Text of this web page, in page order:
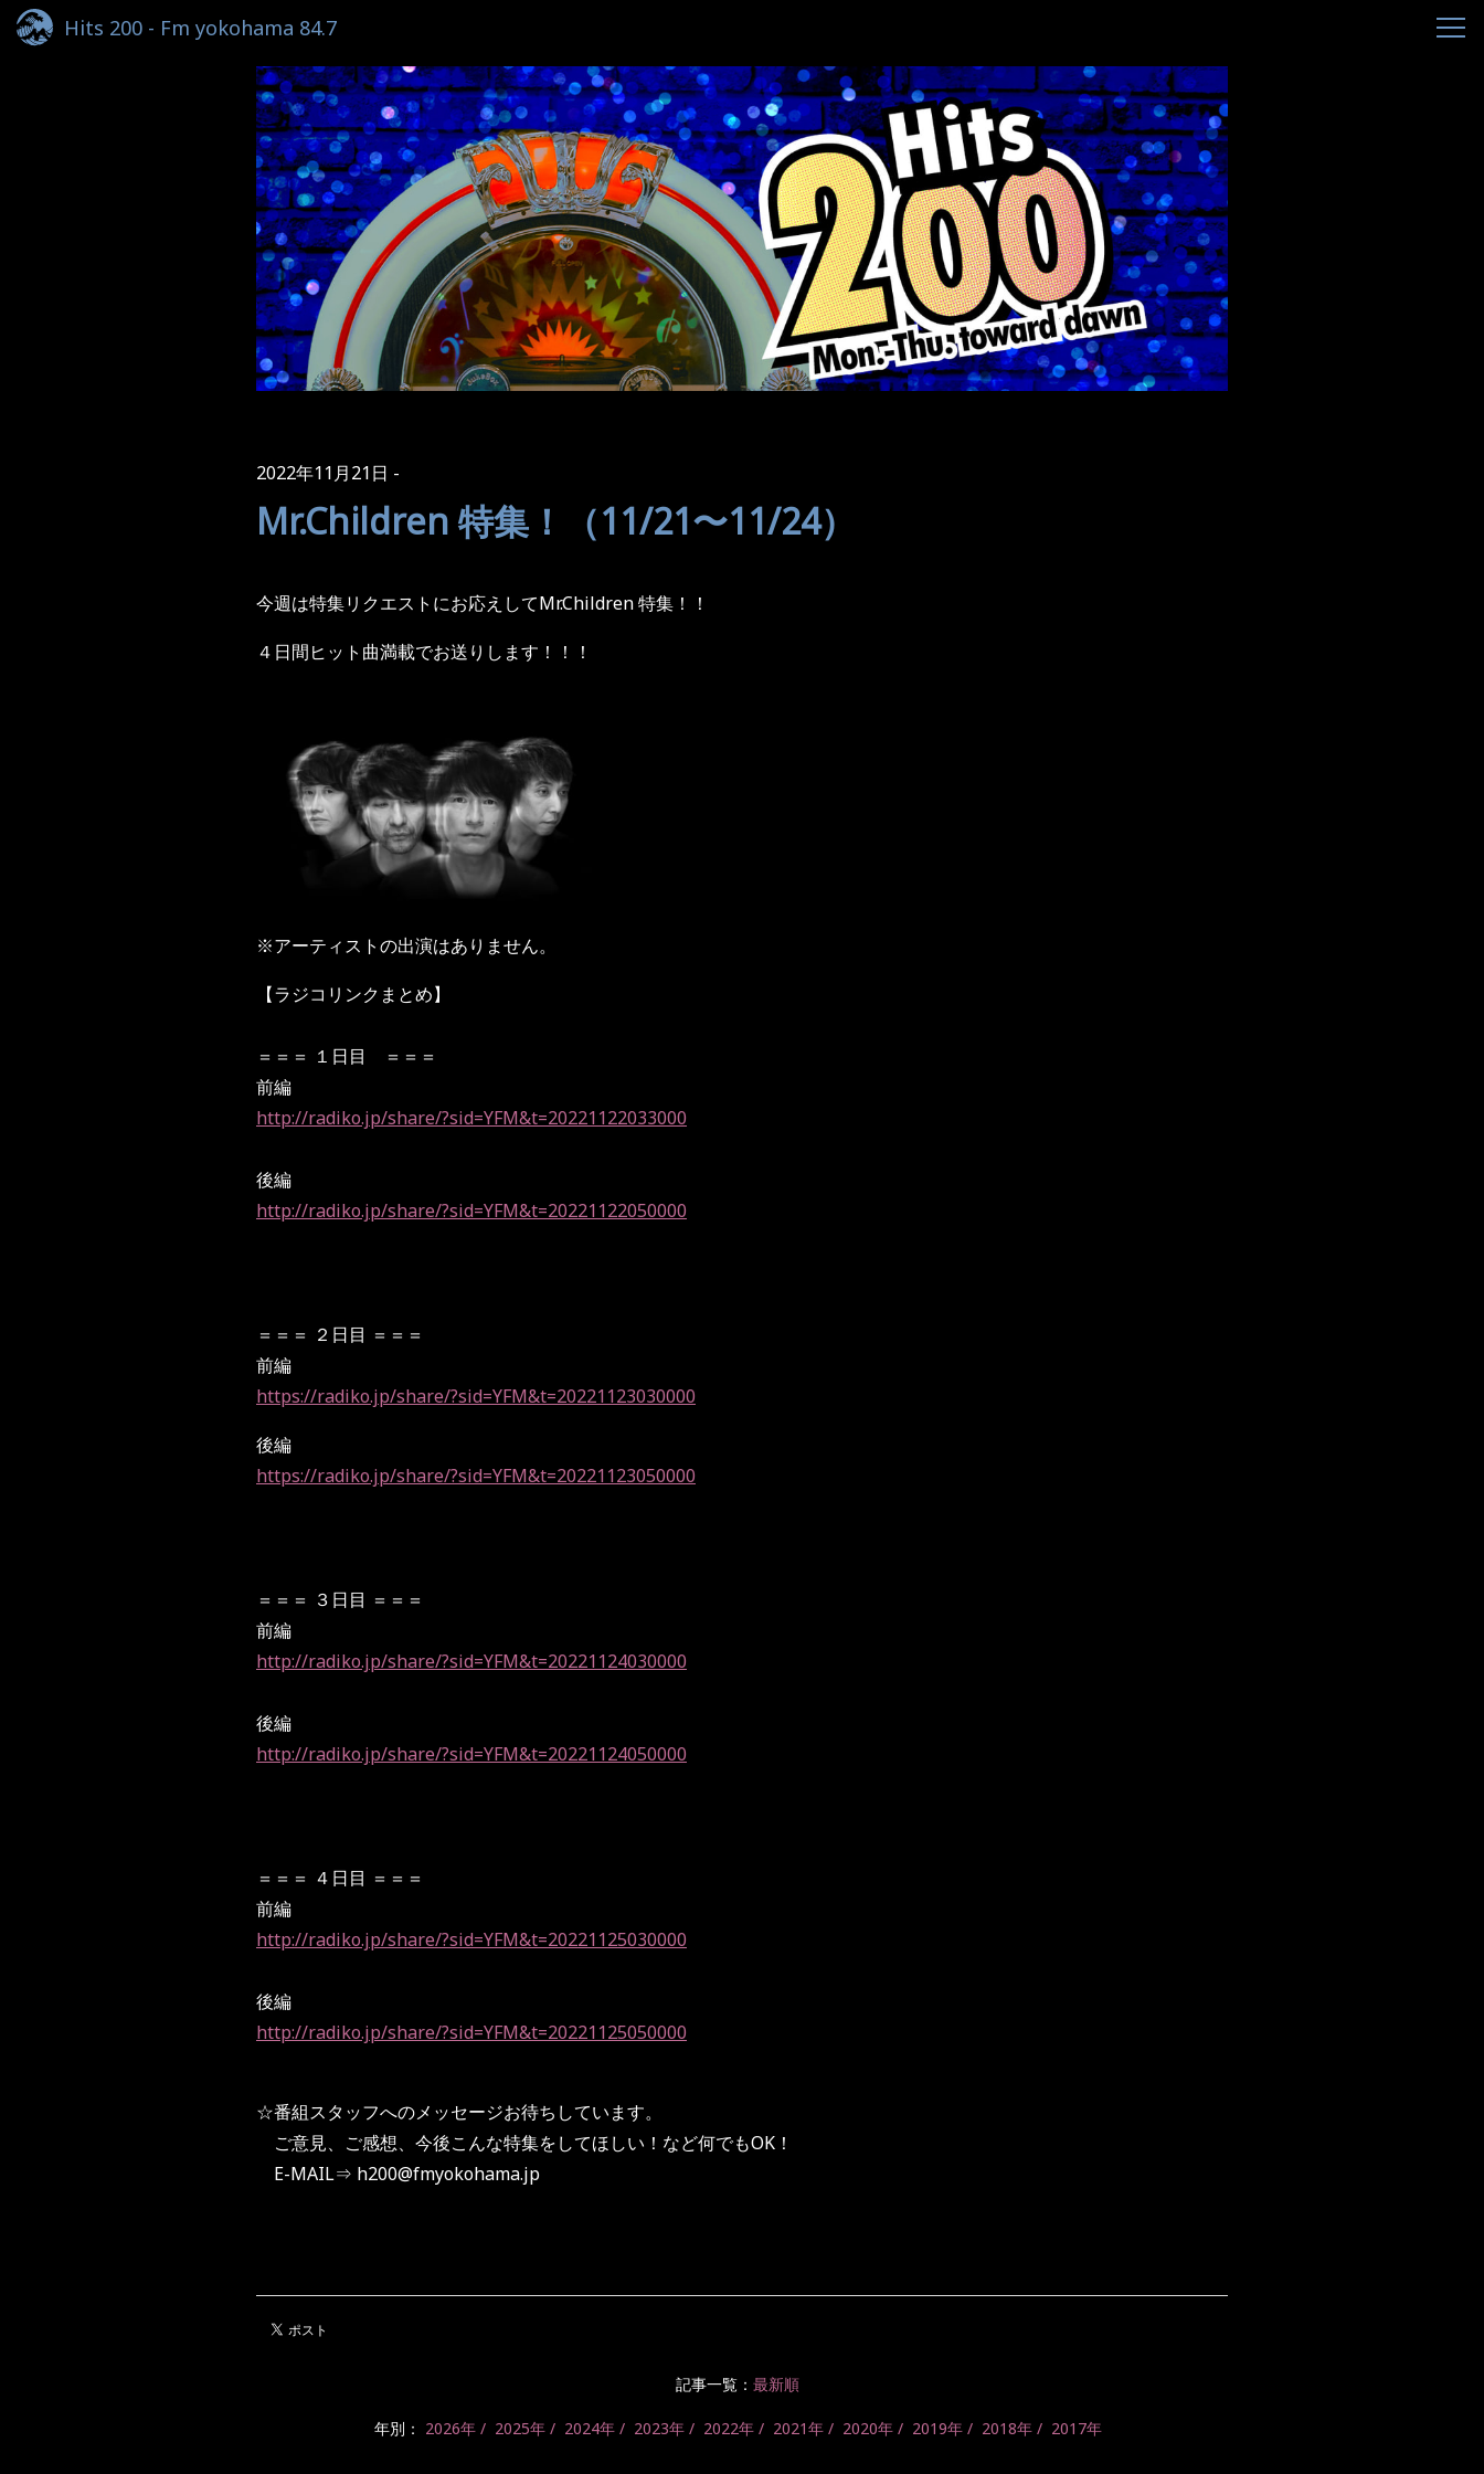
Hits 200 - Fm yokohama 84.7
2022年11月21日
Mr.Children 特集！（11/21〜11/24）
今週は特集リクエストにお応えしてMr.Children 特集！！
４日間ヒット曲満載でお送りします！！！
※アーティストの出演はありません。
【ラジコリンクまとめ】
＝＝＝ １日目 ＝＝＝
前編
http://radiko.jp/share/?sid=YFM&t=20221122033000
後編
http://radiko.jp/share/?sid=YFM&t=20221122050000
＝＝＝ ２日目 ＝＝＝
前編
https://radiko.jp/share/?sid=YFM&t=20221123030000
後編
https://radiko.jp/share/?sid=YFM&t=20221123050000
＝＝＝ ３日目 ＝＝＝
前編
http://radiko.jp/share/?sid=YFM&t=20221124030000
後編
http://radiko.jp/share/?sid=YFM&t=20221124050000
＝＝＝ ４日目 ＝＝＝
前編
http://radiko.jp/share/?sid=YFM&t=20221125030000
後編
http://radiko.jp/share/?sid=YFM&t=20221125050000
☆番組スタッフへのメッセージお待ちしています。
ご意見、ご感想、今後こんな特集をしてほしい！など何でもOK！
E-MAIL⇒ h200@fmyokohama.jp
記事一覧： 最新順
年別： 2026年 2025年 2024年 2023年 2022年 2021年 2020年 2019年 2018年 2017年